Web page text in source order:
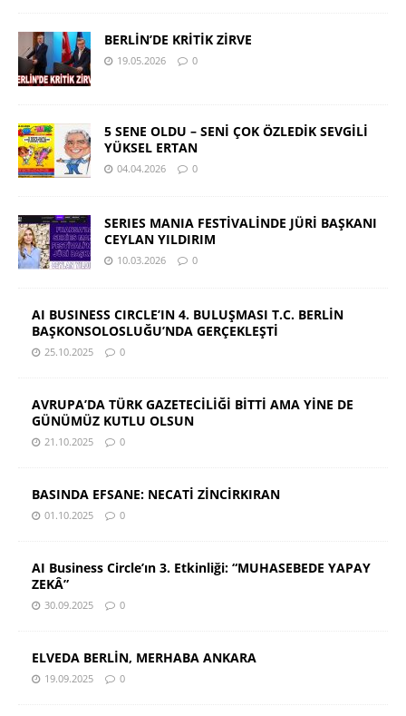
BERLİN’DE KRİTİK ZİRVE
19.05.2026 0
5 SENE OLDU – SENİ ÇOK ÖZLEDİK SEVGİLİ
YÜKSEL ERTAN
04.04.2026 0
SERIES MANIA FESTİVALİNDE JÜRİ BAŞKANI
CEYLAN YILDIRIM
10.03.2026 0
AI BUSINESS CIRCLE’IN 4. BULUŞMASI T.C. BERLİN
BAŞKONSOLOSLUĞU’NDA GERÇEKLEŞTİ
25.10.2025 0
AVRUPA’DA TÜRK GAZETECİLİĞİ BİTTİ AMA YİNE DE
GÜNÜMÜZ KUTLU OLSUN
21.10.2025 0
BASINDA EFSANE: NECATİ ZİNCİRKIRAN
01.10.2025 0
AI Business Circle’ın 3. Etkinliği: “MUHASEBEDE YAPAY
ZEKÂ”
30.09.2025 0
ELVEDA BERLİN, MERHABA ANKARA
19.09.2025 0